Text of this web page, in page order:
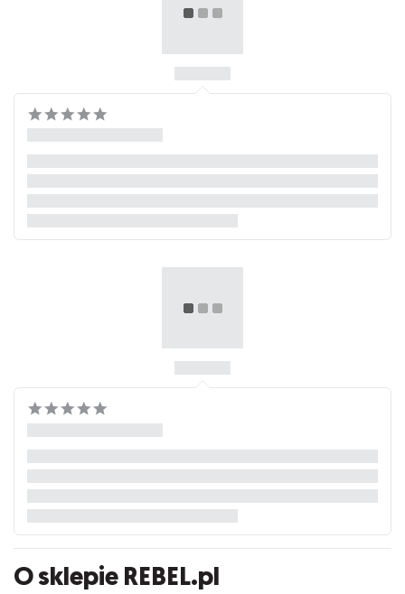
O sklepie REBEL.pl